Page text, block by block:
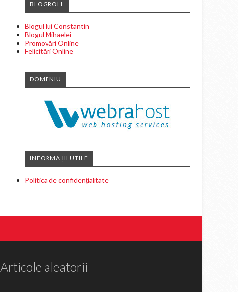
BLOGROLL
Blogul lui Constantin
Blogul Mihaelei
Promovări Online
Felicitări Online
DOMENIU
INFORMAȚII UTILE
Politica de confidențialitate
Articole aleatorii